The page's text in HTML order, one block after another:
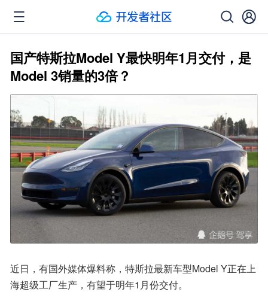
国产特斯拉Model Y最快明年1月交付，是
Model 3销量的3倍？
近日，有国外媒体爆料称，特斯拉最新车型Model Y正在上
海超级工厂生产，有望于明年1月份交付。